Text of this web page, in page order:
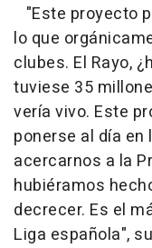
"Este proyecto
lo que
clubes. El Rayo,
tuviese 35
vería vivo. Este
ponerse al día
acercarnos a la
hubiéramos
decrecer. Es el
Liga española",